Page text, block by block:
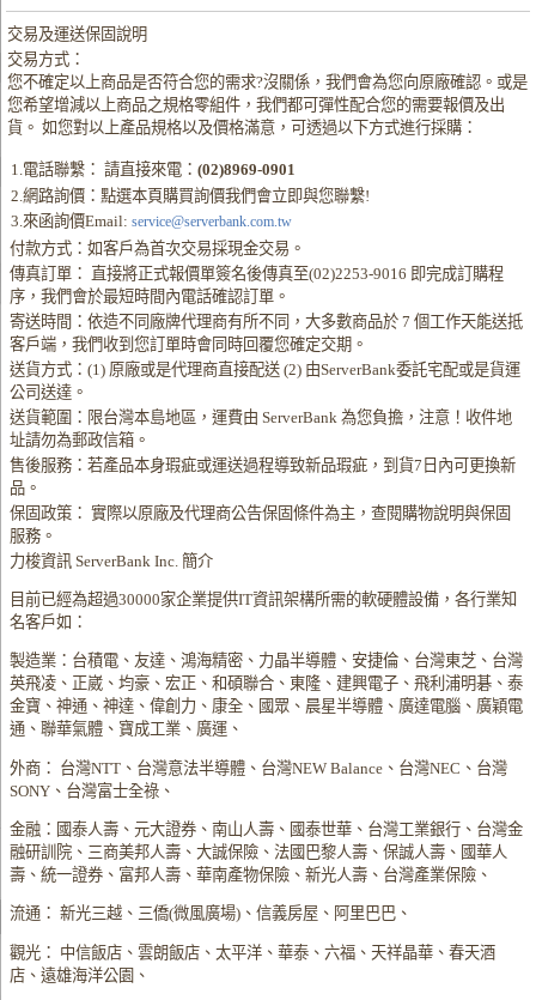
交易及運送保固說明
交易方式：
您不確定以上商品是否符合您的需求?沒關係，我們會為您向原廠確認。或是
您希望增減以上商品之規格零組件，我們都可彈性配合您的需要報價及出
貨。 如您對以上產品規格以及價格滿意，可透過以下方式進行採購：
1.電話聯繫： 請直接來電：(02)8969-0901
2.網路詢價：點選本頁購買詢價我們會立即與您聯繫!
3.來函詢價Email: service@serverbank.com.tw
付款方式：如客戶為首次交易採現金交易。
傳真訂單： 直接將正式報價單簽名後傳真至(02)2253-9016 即完成訂購程
序，我們會於最短時間內電話確認訂單。
寄送時間：依造不同廠牌代理商有所不同，大多數商品於 7 個工作天能送抵
客戶端，我們收到您訂單時會同時回覆您確定交期。
送貨方式：(1) 原廠或是代理商直接配送 (2) 由ServerBank委託宅配或是貨運
公司送達。
送貨範圍：限台灣本島地區，運費由 ServerBank 為您負擔，注意！收件地
址請勿為郵政信箱。
售後服務：若產品本身瑕疵或運送過程導致新品瑕疵，到貨7日內可更換新
品。
保固政策： 實際以原廠及代理商公告保固條件為主，查閱購物說明與保固
服務。
力梭資訊 ServerBank Inc. 簡介
目前已經為超過30000家企業提供IT資訊架構所需的軟硬體設備，各行業知
名客戶如：
製造業：台積電、友達、鴻海精密、力晶半導體、安捷倫、台灣東芝、台灣
英飛凌、正崴、均豪、宏正、和碩聯合、東隆、建興電子、飛利浦明碁、泰
金寶、神通、神達、偉創力、康全、國眾、晨星半導體、廣達電腦、廣穎電
通、聯華氣體、寶成工業、廣運、
外商： 台灣NTT、台灣意法半導體、台灣NEW Balance、台灣NEC、台灣
SONY、台灣富士全祿、
金融：國泰人壽、元大證券、南山人壽、國泰世華、台灣工業銀行、台灣金
融研訓院、三商美邦人壽、大誠保險、法國巴黎人壽、保誠人壽、國華人
壽、統一證券、富邦人壽、華南產物保險、新光人壽、台灣產業保險、
流通： 新光三越、三僑(微風廣場)、信義房屋、阿里巴巴、
觀光： 中信飯店、雲朗飯店、太平洋、華泰、六福、天祥晶華、春天酒
店、遠雄海洋公園、